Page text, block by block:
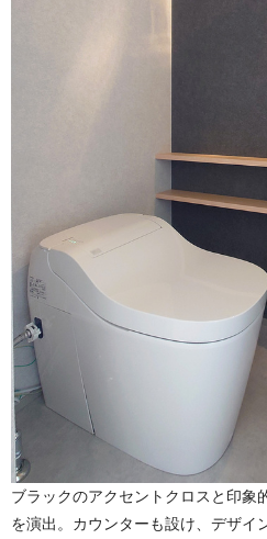
ブラックのアクセントクロスと印象
を演出。カウンターも設け、デザイ